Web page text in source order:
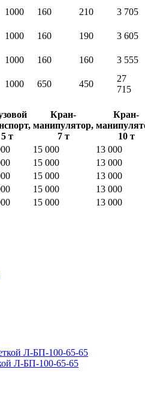
1000 160 210
3 705
1000 160 190
3 605
1000 160 160 3 555
1000 650 450
27
715
5 т
Кран-
манипулятор,
7 т
Кран-
10 т
15 000
13 000
15 000
13 000
15 000
13 000
15 000
13 000
15 000 13 000
Л-БП-100-65-65